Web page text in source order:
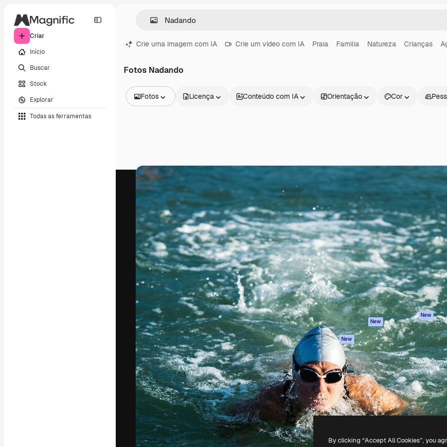
Criar
Início
Buscar
Stock
Explorar
Todas as ferramentas
Crie uma imagem com IA Crie um vídeo com IA Praia Familia Natureza Crianças
Fotos Nadando
Fotos
Vídeos
Clipes de vídeo
Animações
Modelos de vídeos
Ícones
Modelos 3D
Fontes
Licença Conteúdo com IA Orientação Cor
A plataforma criativa para você direcionar
seu melhor trabalho. Mais de 1 milhão de
assinantes entre criativos, empresas,
agências e estúdios.
Português
Produtos
Spaces
Assistente de IA
Gerador de
imagens
Gerador de vídeos
Texto para voz
Conteúdo de stock
MCP para
Claude/ChatGPT
New
Agentes New
API
App móvel
Todas as
ferramentas
Começar
Academy
Documentação
Atendimento
Termos e
condições
Política de
privacidade
Originais New
Política de
Central de
confiabilidade
Afiliados
Empresas
Copyright © 2010-2026Freepik Company S.L.U.Todos os direitos reservados.
By clicking “Accept All Cookies”, you